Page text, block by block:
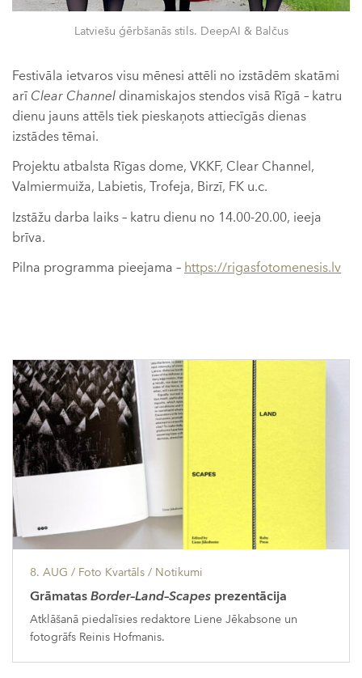
Latviešu ģērbšanās stils. DeepAI & Balčus
Festivāla ietvaros visu mēnesi attēli no izstādēm skatāmi
arīClear Channel dinamiskajos stendos visā Rīgā – katru
dienu jauns attēls tiek pieskaņots attiecīgās dienas
izstādes tēmai.
Projektu atbalsta Rīgas dome, VKKF, Clear Channel,
Valmiermuiža, Labietis, Trofeja, Birzī, FK u.c.
Izstāžu darba laiks – katru dienu no 14.00-20.00, ieeja
brīva.
Pilna programma pieejama –https://rigasfotomenesis.lv
8. AUG / Foto Kvartāls / Notikumi
GrāmatasBorder–Land–Scapes prezentācija
Atklāšanā piedalīsies redaktore Liene Jēkabsone un
fotogrāfs Reinis Hofmanis.